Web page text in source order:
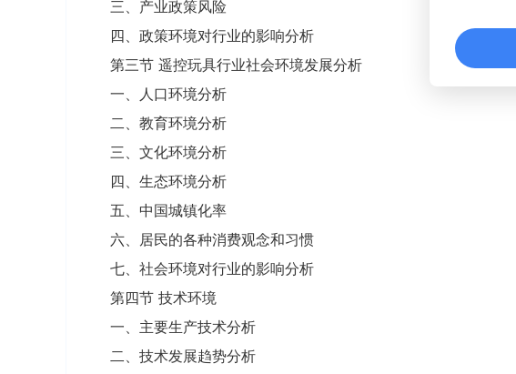
三、产业政策风险
四、政策环境对行业的影响分析
第三节 遥控玩具行业社会环境发展分析
一、人口环境分析
二、教育环境分析
三、文化环境分析
四、生态环境分析
五、中国城镇化率
六、居民的各种消费观念和习惯
七、社会环境对行业的影响分析
第四节 技术环境
一、主要生产技术分析
二、技术发展趋势分析